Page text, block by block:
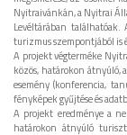
Nyitraivánkán, a Nyitrai
Levéltárában
turizmus szempontjából is
A projekt végterméke
közös, határokon átnyúló,
esemény (konferencia,
fényképek gyűjtése és
A projekt eredménye a
határokon átnyúló